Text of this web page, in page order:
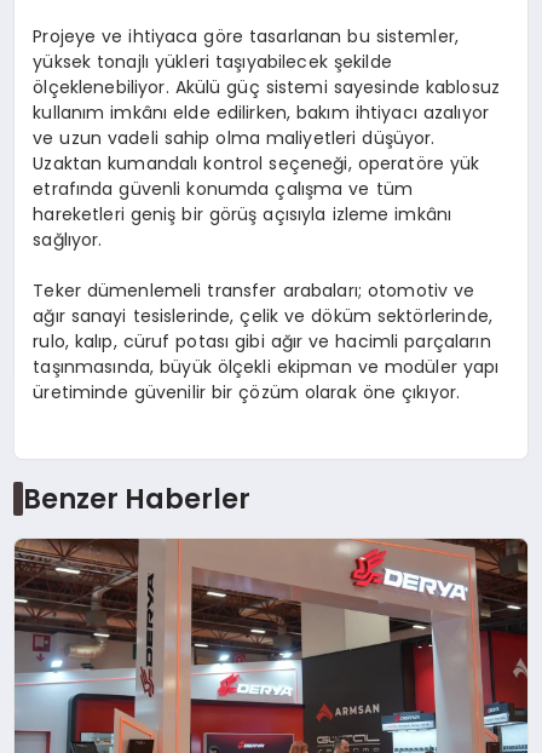
Projeye ve ihtiyaca göre tasarlanan bu sistemler,
yüksek tonajlı yükleri taşıyabilecek şekilde
ölçeklenebiliyor. Akülü güç sistemi sayesinde kablosuz
kullanım imkânı elde edilirken, bakım ihtiyacı azalıyor
ve uzun vadeli sahip olma maliyetleri düşüyor.
Uzaktan kumandalı kontrol seçeneği, operatöre yük
etrafında güvenli konumda çalışma ve tüm
hareketleri geniş bir görüş açısıyla izleme imkânı
sağlıyor.
Teker dümenlemeli transfer arabaları; otomotiv ve
ağır sanayi tesislerinde, çelik ve döküm sektörlerinde,
rulo, kalıp, cüruf potası gibi ağır ve hacimli parçaların
taşınmasında, büyük ölçekli ekipman ve modüler yapı
üretiminde güvenilir bir çözüm olarak öne çıkıyor.
Benzer Haberler